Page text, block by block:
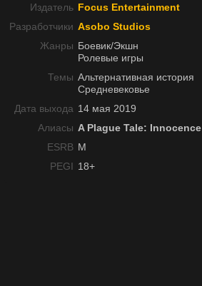
Издатель Focus Entertainment
Разработчики Asobo Studios
Жанры Боевик/Экшн
Ролевые игры
Темы Альтернативная история
Средневековье
Дата выхода 14 мая 2019
Алиасы A Plague Tale: Innocence
ESRB M
PEGI 18+